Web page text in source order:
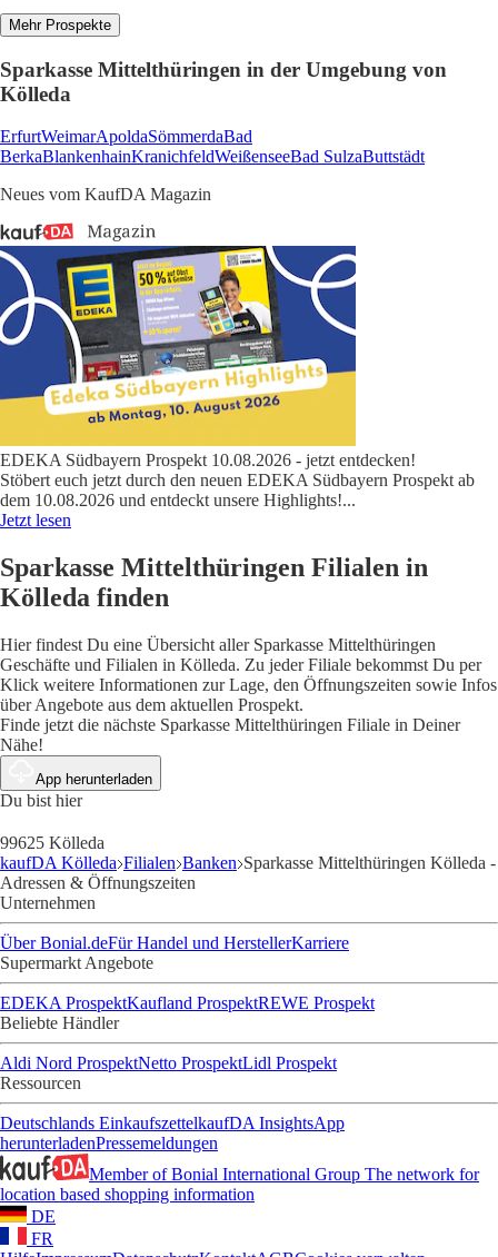
Mehr Prospekte
Sparkasse Mittelthüringen in der Umgebung von
Kölleda
ErfurtWeimarApoldaSömmerdaBad
BerkaBlankenhainKranichfeldWeißenseeBad SulzaButtstädt
Neues vom KaufDA Magazin
EDEKA Südbayern Prospekt 10.08.2026 - jetzt entdecken!
Stöbert euch jetzt durch den neuen EDEKA Südbayern Prospekt ab
dem 10.08.2026 und entdeckt unsere Highlights!...
Jetzt lesen
Sparkasse Mittelthüringen Filialen in
Kölleda finden
Hier findest Du eine Übersicht aller Sparkasse Mittelthüringen
Geschäfte und Filialen in Kölleda. Zu jeder Filiale bekommst Du per
Klick weitere Informationen zur Lage, den Öffnungszeiten sowie Infos
über Angebote aus dem aktuellen Prospekt.
Finde jetzt die nächste Sparkasse Mittelthüringen Filiale in Deiner
Nähe!
App herunterladen
Du bist hier
99625 Kölleda
kaufDA Kölleda Filialen Banken Sparkasse Mittelthüringen Kölleda -
Adressen & Öffnungszeiten
Unternehmen
Über Bonial.deFür Handel und HerstellerKarriere
Supermarkt Angebote
EDEKA ProspektKaufland ProspektREWE Prospekt
Beliebte Händler
Aldi Nord ProspektNetto ProspektLidl Prospekt
Ressourcen
Deutschlands EinkaufszettelkaufDA InsightsApp
herunterladenPressemeldungen
Member of Bonial International Group The network for
location based shopping information
DE
FR